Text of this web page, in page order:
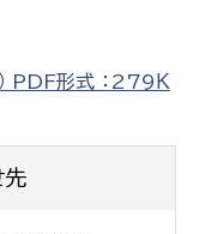
PDF形式 ：279Ｋ
先